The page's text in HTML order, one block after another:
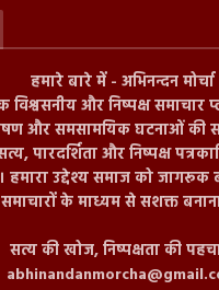
हमारे बारे में - अभिनन्दन मोर्चा
विश्वसनीय और निष्पक्ष
और समसामयिक घटनाओं की
पारदर्शिता और निष्पक्ष
हमारा उद्देश्य समाज को जागरूक
समाचारों के माध्यम से सशक्त
सत्य की खोज, निष्पक्षता की